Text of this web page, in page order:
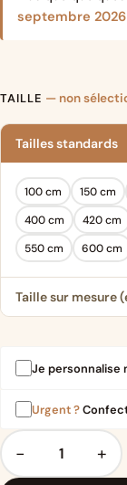
septembre 2026
TAILLE — non
Tailles standards
100 cm 150 cm
400 cm
420 cm
550 cm
600 cm
Taille sur mesure
Je personnalise
Urgent ?
− +